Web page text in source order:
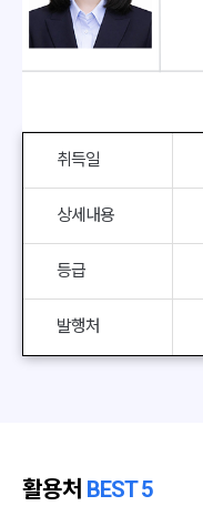
취득일
상세내용
등급
발행처
활용처 BEST 5